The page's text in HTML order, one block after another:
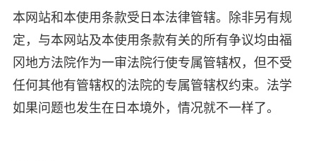
本网站和本使用条款受日本法律管辖。除非另有规
定，与本网站及本使用条款有关的所有争议均由福
冈地方法院作为一审法院行使专属管辖权，但不受
任何其他有管辖权的法院的专属管辖权约束。 法学
如果问题也发生在日本境外，情况就不一样了。